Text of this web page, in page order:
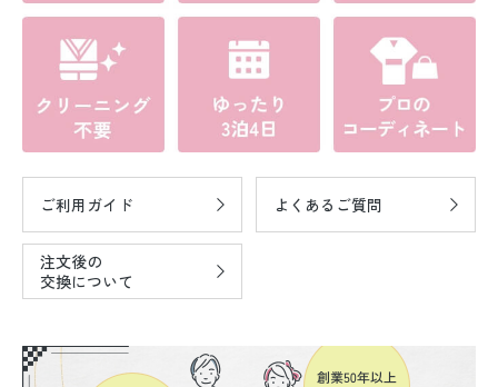
ご利用ガイド よくあるご質問
注文後の
交換について